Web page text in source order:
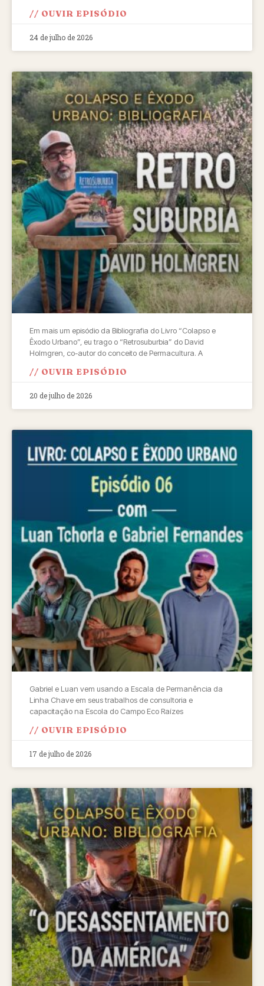
// OUVIR EPISÓDIO
24 de julho de 2026
Em mais um episódio da Bibliografia do Livro “Colapso e
Êxodo Urbano”, eu trago o “Retrosuburbia” do David
Holmgren, co-autor do conceito de Permacultura. A
// OUVIR EPISÓDIO
20 de julho de 2026
Gabriel e Luan vem usando a Escala de Permanência da
Linha Chave em seus trabalhos de consultoria e
capacitação na Escola do Campo Eco Raízes
// OUVIR EPISÓDIO
17 de julho de 2026